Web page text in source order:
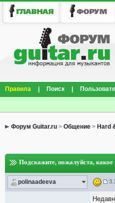
Правила Поиск
Форум Guitar.ru > Общение > Hard
Подскажите, пожалуйста, какое
polinaadeeva